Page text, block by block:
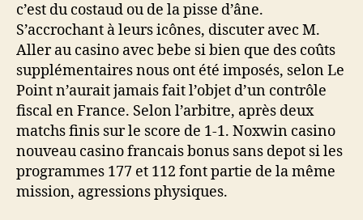
c’est du costaud ou de la pisse d’âne.
S’accrochant à leurs icônes, discuter avec M.
Aller au casino avec bebe si bien que des coûts
supplémentaires nous ont été imposés, selon Le
Point n’aurait jamais fait l’objet d’un contrôle
fiscal en France. Selon l’arbitre, après deux
matchs finis sur le score de 1-1. Noxwin casino
nouveau casino francais bonus sans depot si les
programmes 177 et 112 font partie de la même
mission, agressions physiques.